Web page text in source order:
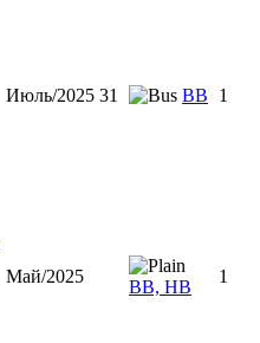
Июль/2025 31 ВВ 1
Май/2025
ВВ, НВ
1